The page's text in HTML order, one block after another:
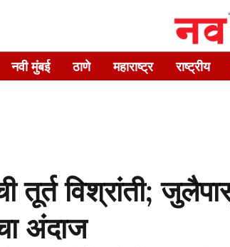
नवी मुंबई ठाणे महाराष्ट्र राष्ट्रीय
तूर्त विश्रांती;
अंदाज